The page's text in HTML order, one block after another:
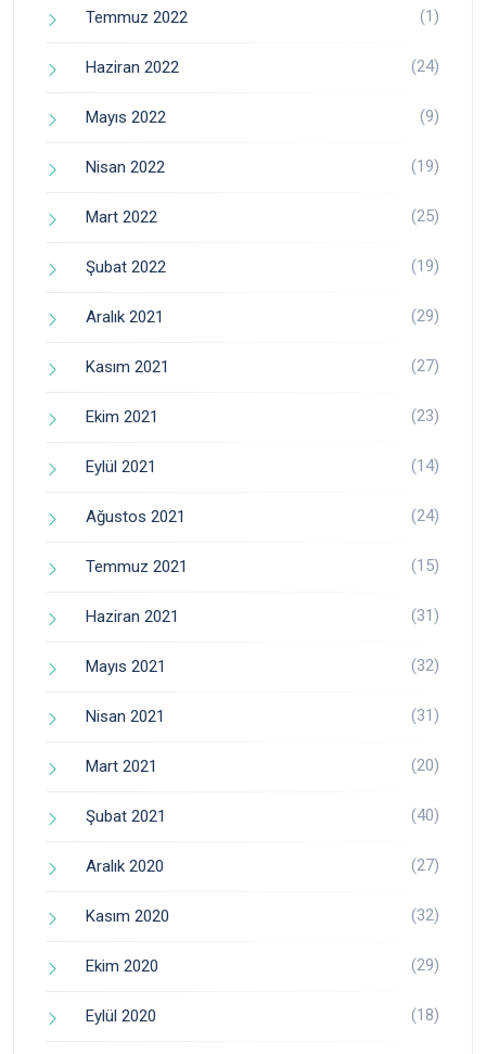
Temmuz 2022 (1)
Haziran 2022 (24)
Mayıs 2022 (9)
Nisan 2022 (19)
Mart 2022 (25)
Şubat 2022 (19)
Aralık 2021 (29)
Kasım 2021 (27)
Ekim 2021 (23)
Eylül 2021 (14)
Ağustos 2021 (24)
Temmuz 2021 (15)
Haziran 2021 (31)
Mayıs 2021 (32)
Nisan 2021 (31)
Mart 2021 (20)
Şubat 2021 (40)
Aralık 2020 (27)
Kasım 2020 (32)
Ekim 2020 (29)
Eylül 2020 (18)